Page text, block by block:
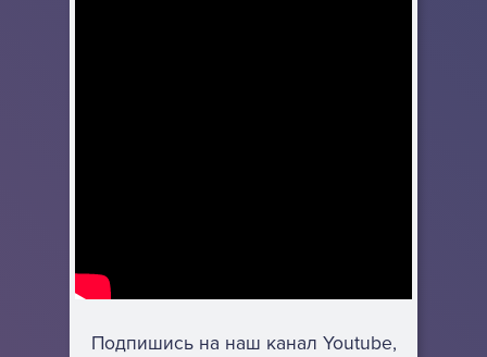
Подпишись на наш канал Youtube,